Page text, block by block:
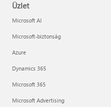
Üzlet
Microsoft AI
Microsoft-biztonság
Azure
Dynamics 365
Microsoft 365
Microsoft Advertising